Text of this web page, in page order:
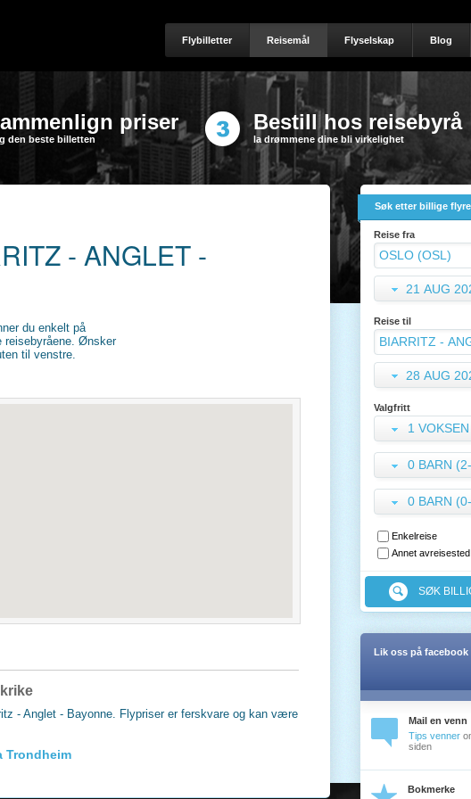
Flybilletter Reisemål Flyselskap Blog
priser
den beste billetten
Bestill hos reisebyrå
la drømmene dine bli virkelighet
- ANGLET -
du enkelt på
reisebyråene. Ønsker
til venstre.
- Anglet - Bayonne. Flypriser er ferskvare og kan være
Trondheim
Søk etter billige
Reise fra
21 AUG
Reise til
28 AUG
Valgfritt
1 VOKSEN
0 BARN
0 BARN
Enkelreise
Annet avreisested
SØK
Lik oss på facebook
Mail en venn
Tips venner
siden
Bokmerke